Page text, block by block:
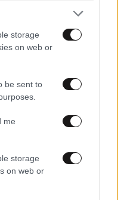
storage
on web or
be sent to
me
storage
on web or
τη σκότωσε»
Ολλανδή
να σώσει τη φίλη